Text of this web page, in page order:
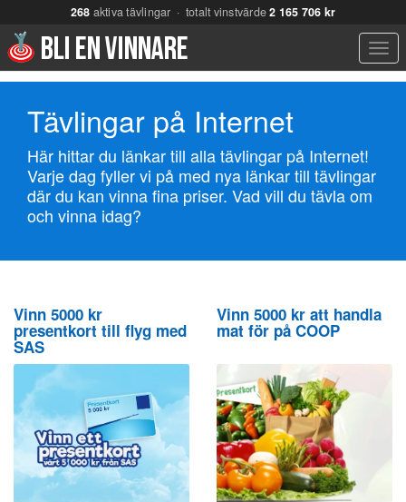
268 aktiva tävlingar · totalt vinstvärde2 165 706 kr
Tävlingar på Internet
Här hittar du länkar till alla tävlingar på Internet!
Varje dag fyller vi på med nya länkar till tävlingar
där du kan vinna fina priser. Vad vill du tävla om
och vinna idag?
Vinn 5000 kr
presentkort till flyg med
SAS
Vinn 5000 kr att handla
mat för på COOP